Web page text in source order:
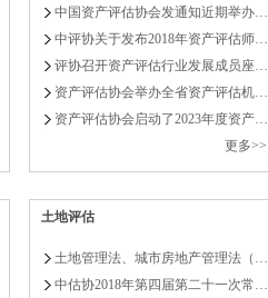
灾资金7.28亿元支持消除水毁、白蚁
水蓄能电站容量电价
月份新闻发布会
从严治党 以新气象新作为推动高质量
行4月份新闻发布会
中国资产评估协会发通知近期举办…
中评协关于发布2018年资产评估师…
评协召开资产评估行业发展成员座…
资产评估协会举办全省资产评估机…
资产评估协会启动了2023年度资产…
更多>>
土地评估
土地管理法、城市房地产管理法（…
中估协2018年第四届第二十一次常…